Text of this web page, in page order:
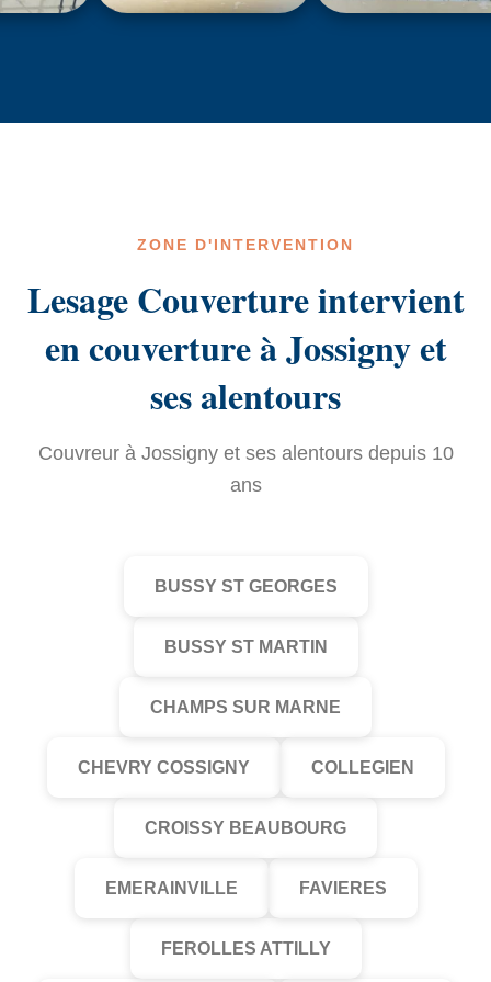
ZONE D'INTERVENTION
Lesage Couverture intervient
en couverture à Jossigny et
ses alentours
Couvreur à Jossigny et ses alentours depuis 10
ans
BUSSY ST GEORGES
BUSSY ST MARTIN
CHAMPS SUR MARNE
CHEVRY COSSIGNY COLLEGIEN
CROISSY BEAUBOURG
EMERAINVILLE FAVIERES
FEROLLES ATTILLY